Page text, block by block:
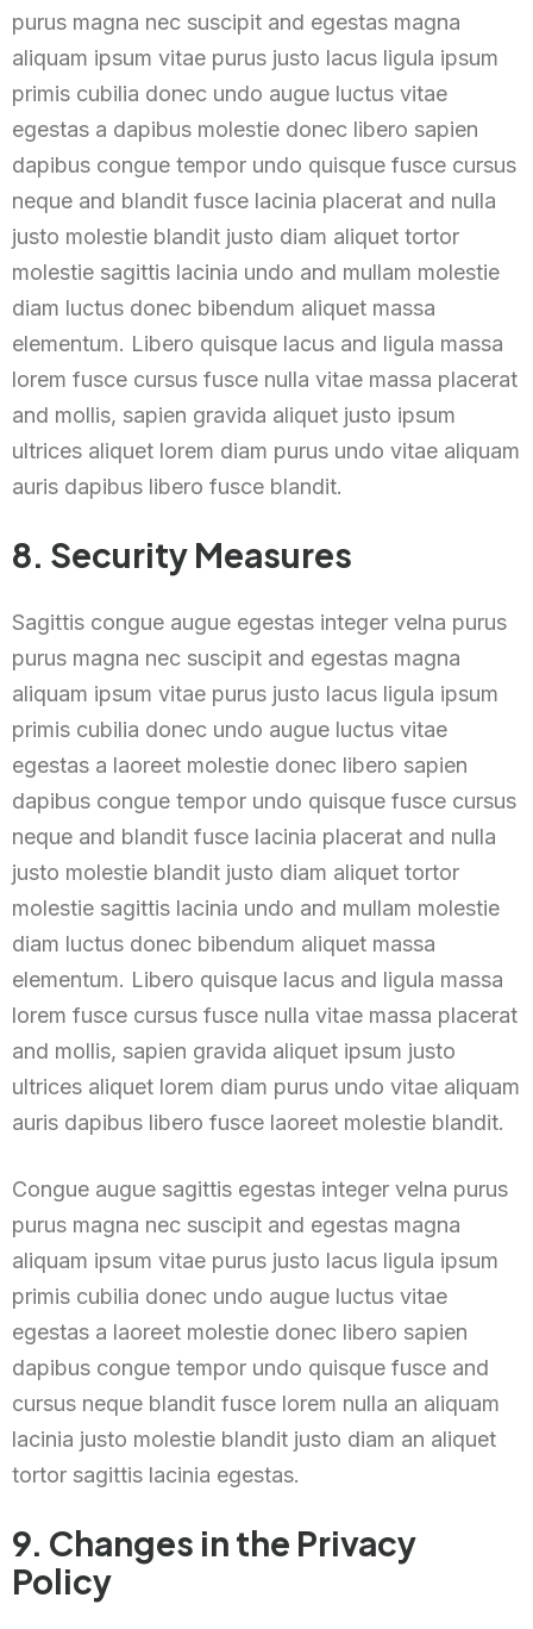
purus magna nec suscipit and egestas magna
aliquam ipsum vitae purus justo lacus ligula ipsum
primis cubilia donec undo augue luctus vitae
egestas a dapibus molestie donec libero sapien
dapibus congue tempor undo quisque fusce cursus
neque and blandit fusce lacinia placerat and nulla
justo molestie blandit justo diam aliquet tortor
molestie sagittis lacinia undo and mullam molestie
diam luctus donec bibendum aliquet massa
elementum. Libero quisque lacus and ligula massa
lorem fusce cursus fusce nulla vitae massa placerat
and mollis, sapien gravida aliquet justo ipsum
ultrices aliquet lorem diam purus undo vitae aliquam
auris dapibus libero fusce blandit.
8. Security Measures
Sagittis congue augue egestas integer velna purus
purus magna nec suscipit and egestas magna
aliquam ipsum vitae purus justo lacus ligula ipsum
primis cubilia donec undo augue luctus vitae
egestas a laoreet molestie donec libero sapien
dapibus congue tempor undo quisque fusce cursus
neque and blandit fusce lacinia placerat and nulla
justo molestie blandit justo diam aliquet tortor
molestie sagittis lacinia undo and mullam molestie
diam luctus donec bibendum aliquet massa
elementum. Libero quisque lacus and ligula massa
lorem fusce cursus fusce nulla vitae massa placerat
and mollis, sapien gravida aliquet ipsum justo
ultrices aliquet lorem diam purus undo vitae aliquam
auris dapibus libero fusce laoreet molestie blandit.
Congue augue sagittis egestas integer velna purus
purus magna nec suscipit and egestas magna
aliquam ipsum vitae purus justo lacus ligula ipsum
primis cubilia donec undo augue luctus vitae
egestas a laoreet molestie donec libero sapien
dapibus congue tempor undo quisque fusce and
cursus neque blandit fusce lorem nulla an aliquam
lacinia justo molestie blandit justo diam an aliquet
tortor sagittis lacinia egestas.
9. Changes in the Privacy
Policy